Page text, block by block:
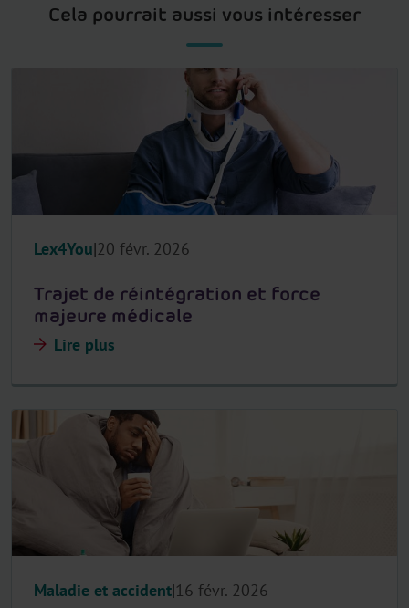
Cela pourrait aussi vous intéresser
Lex4You 20 févr. 2026
Trajet de réintégration et force
majeure médicale
Lire plus
Maladie et accident 16 févr. 2026